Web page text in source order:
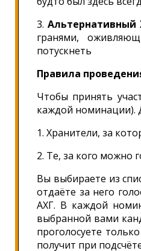
3.Альтернативный
гранями,
потускнеть
Правила
Чтобы принять
каждой номинации).
1. Хранители, за
2. Те, за кого можно
Вы выбираете из
отдаёте за него
АХГ. В каждой
выбранной вами
проголосуете
получит при